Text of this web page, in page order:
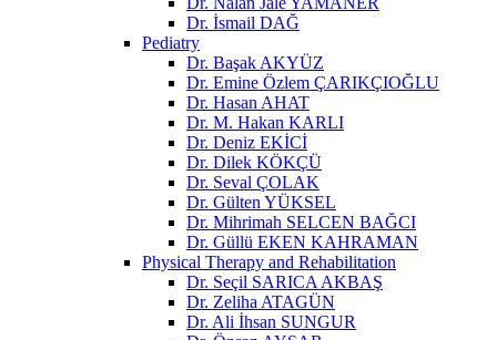
Dr. İsmail DAĞ
Pediatry
Dr. Başak AKYÜZ
Dr. Emine Özlem ÇARIKÇIOĞLU
Dr. Hasan AHAT
Dr. M. Hakan KARLI
Dr. Deniz EKİCİ
Dr. Dilek KÖKÇÜ
Dr. Seval ÇOLAK
Dr. Gülten YÜKSEL
Dr. Mihrimah SELCEN BAĞCI
Dr. Güllü EKEN KAHRAMAN
Physical Therapy and Rehabilitation
Dr. Seçil SARICA AKBAŞ
Dr. Zeliha ATAGÜN
Dr. Ali İhsan SUNGUR